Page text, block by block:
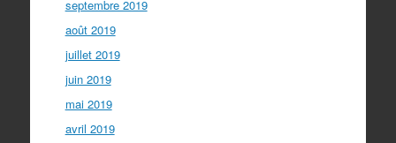
septembre 2019
août 2019
juillet 2019
juin 2019
mai 2019
avril 2019